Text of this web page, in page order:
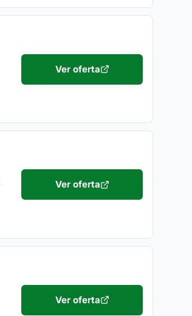
Ver oferta
Ver oferta
Ver oferta